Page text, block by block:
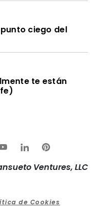
ciego del
te están
Ventures, LLC
de Cookies